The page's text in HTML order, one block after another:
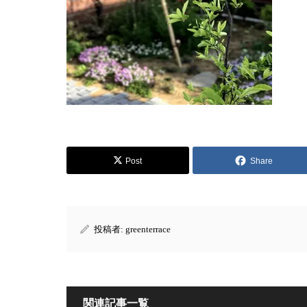
Post Share
投稿者: greenterrace
関連記事一覧